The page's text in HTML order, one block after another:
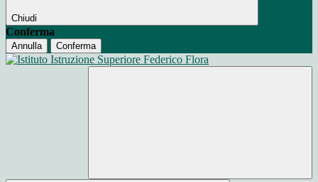
Chiudi
Conferma
Annulla Conferma